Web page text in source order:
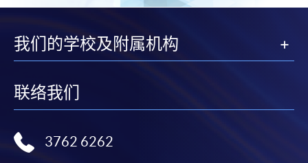
毕业证书
生将视其选择的进修途径，获得由爱丁堡龙比亚大学
颁发的下列毕业证书之一：工商管理硕士 （款客及旅
因学业成绩不合格或自愿退学而退出课程的学生，若
我们的学校及附属机构
联络我们
3762 6262